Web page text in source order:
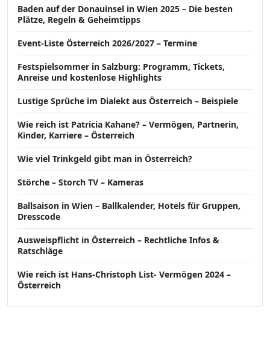
Baden auf der Donauinsel in Wien 2025 – Die besten
Plätze, Regeln & Geheimtipps
Event-Liste Österreich 2026/2027 – Termine
Festspielsommer in Salzburg: Programm, Tickets,
Anreise und kostenlose Highlights
Lustige Sprüche im Dialekt aus Österreich – Beispiele
Wie reich ist Patricia Kahane? – Vermögen, Partnerin,
Kinder, Karriere – Österreich
Wie viel Trinkgeld gibt man in Österreich?
Störche – Storch TV – Kameras
Ballsaison in Wien – Ballkalender, Hotels für Gruppen,
Dresscode
Ausweispflicht in Österreich – Rechtliche Infos &
Ratschläge
Wie reich ist Hans-Christoph List- Vermögen 2024 –
Österreich